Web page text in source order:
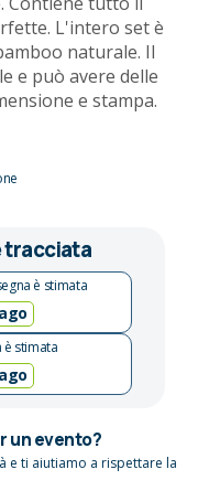
L'intero set è
naturale. Il
e può avere delle
e stampa.
tracciata
è stimata
è stimata
un evento?
e ti aiutiamo a rispettare la